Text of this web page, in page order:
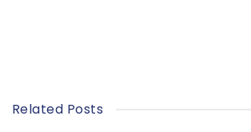
Related Posts